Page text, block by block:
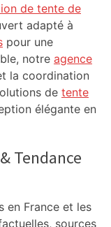
de tente de
adapté à
pour une
notre agence
la coordination
de tente
élégante en
Tendance
en France et les
sources